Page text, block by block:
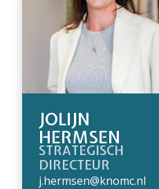
JOLIJN
HERMSEN
STRATEGISCH
DIRECTEUR
j.hermsen@knomc.nl